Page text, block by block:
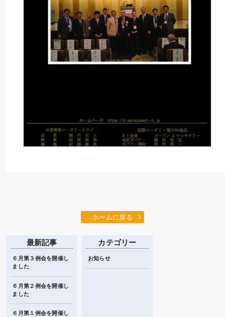
ホームに戻る
最新記事
６月第３例会を開催し
ました
６月第２例会を開催し
ました
６月第１例会を開催し
カテゴリー
お知らせ